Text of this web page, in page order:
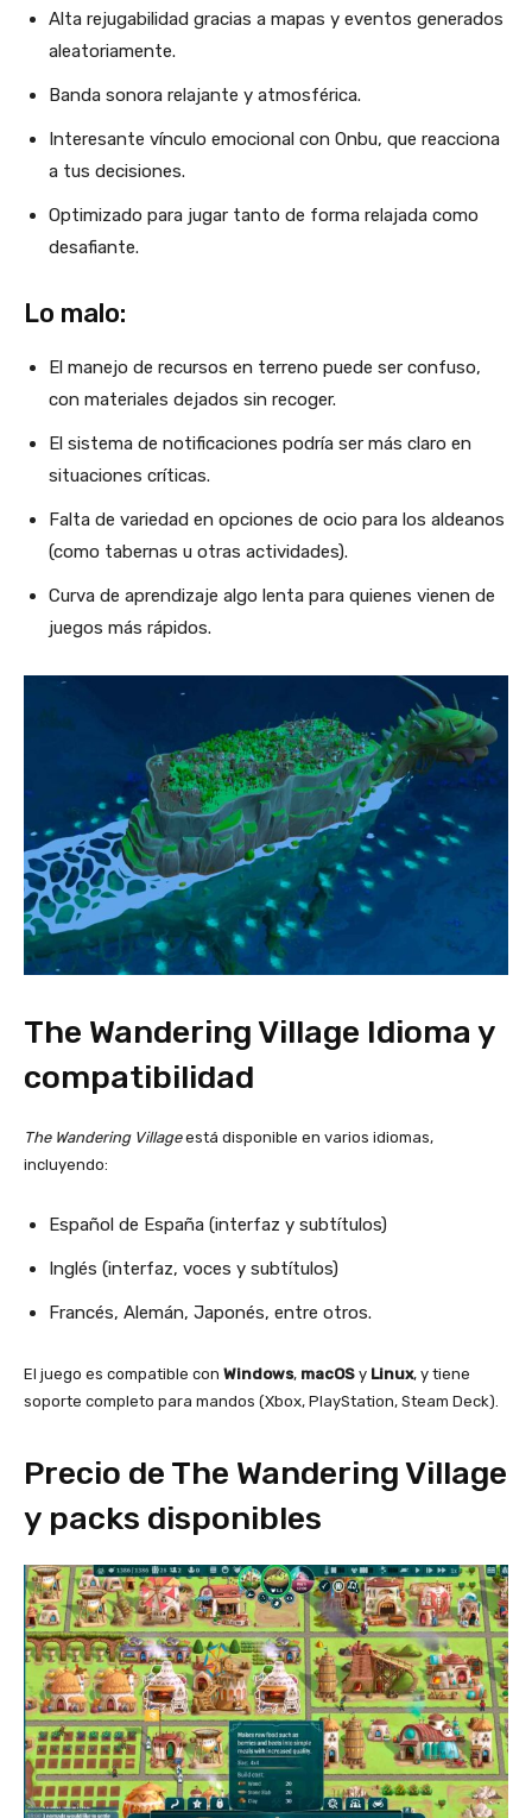
Alta rejugabilidad gracias a mapas y eventos generados
aleatoriamente.
Banda sonora relajante y atmosférica.
Interesante vínculo emocional con Onbu, que reacciona
a tus decisiones.
Optimizado para jugar tanto de forma relajada como
desafiante.
Lo malo:
El manejo de recursos en terreno puede ser confuso,
con materiales dejados sin recoger.
El sistema de notificaciones podría ser más claro en
situaciones críticas.
Falta de variedad en opciones de ocio para los aldeanos
(como tabernas u otras actividades).
Curva de aprendizaje algo lenta para quienes vienen de
juegos más rápidos.
The Wandering Village Idioma y
compatibilidad
The Wandering Villageestá disponible en varios idiomas,
incluyendo:
Español de España (interfaz y subtítulos)
Inglés (interfaz, voces y subtítulos)
Francés, Alemán, Japonés, entre otros.
El juego es compatible con Windows, macOS y Linux, y tiene
soporte completo para mandos (Xbox, PlayStation, Steam Deck).
Precio de The Wandering Village
y packs disponibles